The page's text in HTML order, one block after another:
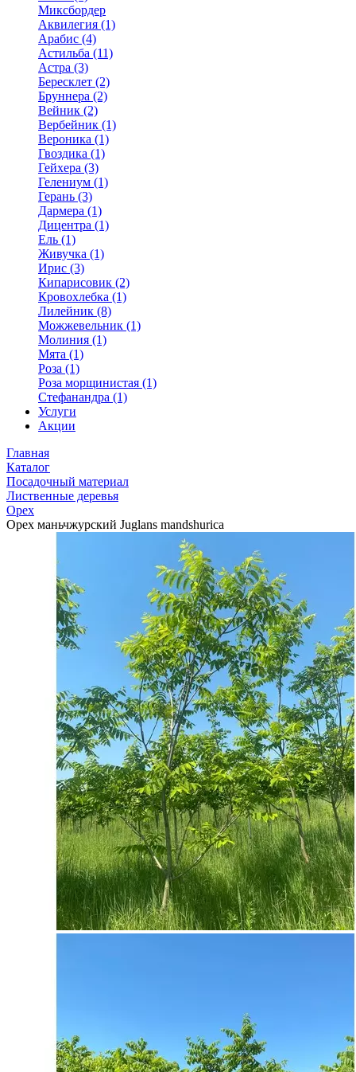
Миксбордер
Аквилегия (1)
Арабис (4)
Астильба (11)
Астра (3)
Бересклет (2)
Бруннера (2)
Вейник (2)
Вербейник (1)
Вероника (1)
Гвоздика (1)
Гейхера (3)
Гелениум (1)
Герань (3)
Дармера (1)
Дицентра (1)
Ель (1)
Живучка (1)
Ирис (3)
Кипарисовик (2)
Кровохлебка (1)
Лилейник (8)
Можжевельник (1)
Молиния (1)
Мята (1)
Роза (1)
Роза морщинистая (1)
Стефанандра (1)
Услуги
Акции
Главная
Каталог
Посадочный материал
Лиственные деревья
Орех
Орех маньчжурский Juglans mandshurica